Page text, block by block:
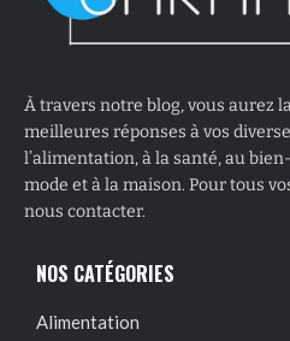
À travers notre blog, vous aurez
meilleures réponses à vos
l’alimentation, à la santé, au
mode et à la maison. Pour tous
nous contacter.
NOS CATÉGORIES
Alimentation